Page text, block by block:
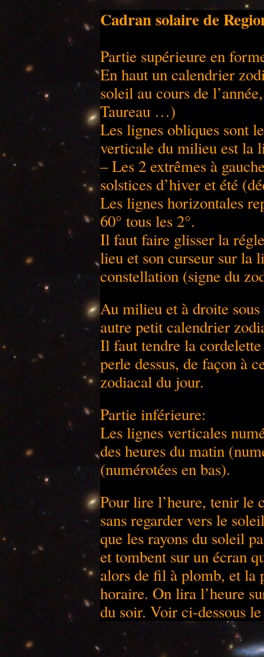
Cadran solaire de
Partie supérieure en
En haut un calendrier
soleil au cours de
Taureau …)
Les lignes obliques sont
verticale du milieu est la
– Les 2 extrêmes à
solstices d’hiver et été
Les lignes horizontales
60° tous les 2°.
Il faut faire glisser la
lieu et son curseur sur la
constellation (signe du
Au milieu et à droite
autre petit calendrier
Il faut tendre la
perle dessus, de façon à
zodiacal du jour.
Partie inférieure:
Les lignes verticales
des heures du matin
(numérotées en bas).
Pour lire l’heure, tenir le
sans regarder vers le
que les rayons du soleil
et tombent sur un écran
alors de fil à plomb, et la
horaire. On lira l’heure
du soir. Voir ci-dessous
.